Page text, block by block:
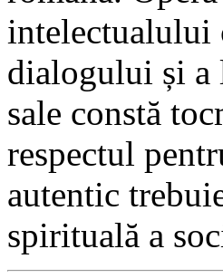
intelectualului
dialogului și a
sale constă
respectul
autentic
spirituală a